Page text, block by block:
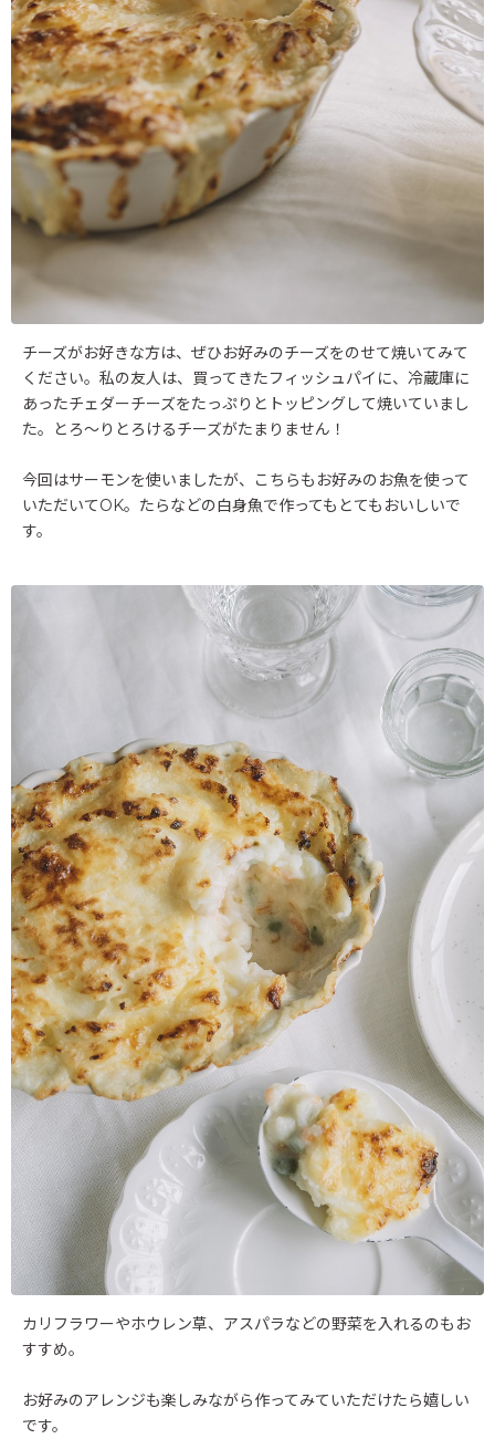
チーズがお好きな方は、ぜひお好みのチーズをのせて焼いてみて
ください。私の友人は、買ってきたフィッシュパイに、冷蔵庫に
あったチェダーチーズをたっぷりとトッピングして焼いていまし
た。とろ～りとろけるチーズがたまりません！
今回はサーモンを使いましたが、こちらもお好みのお魚を使って
いただいてOK。たらなどの白身魚で作ってもとてもおいしいで
す。
カリフラワーやホウレン草、アスパラなどの野菜を入れるのもお
すすめ。
お好みのアレンジも楽しみながら作ってみていただけたら嬉しい
です。